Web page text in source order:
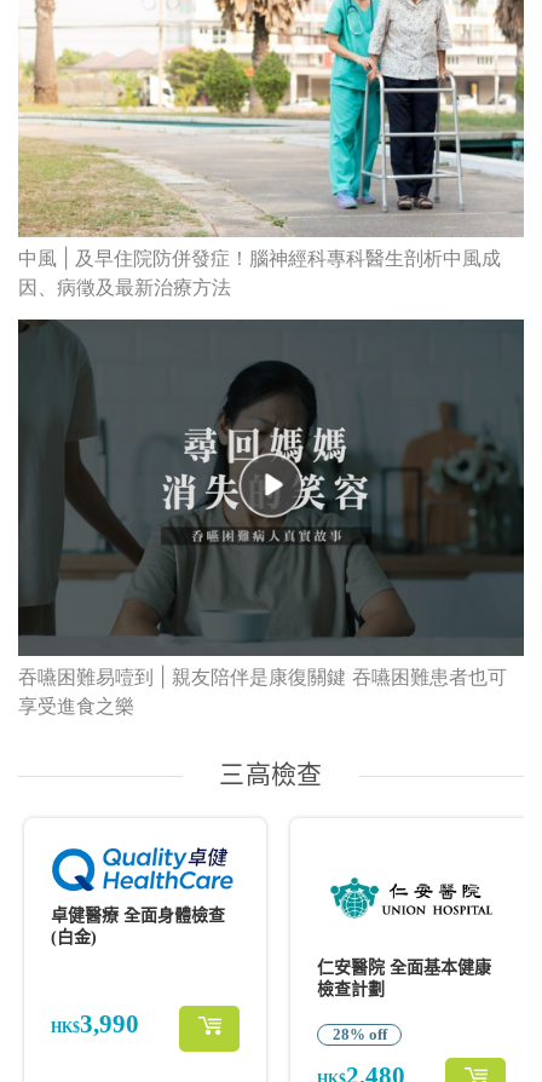
中風 | 及早住院防併發症！腦神經科專科醫生剖析中風成
因、病徵及最新治療方法
吞嚥困難易噎到 | 親友陪伴是康復關鍵 吞嚥困難患者也可
享受進食之樂